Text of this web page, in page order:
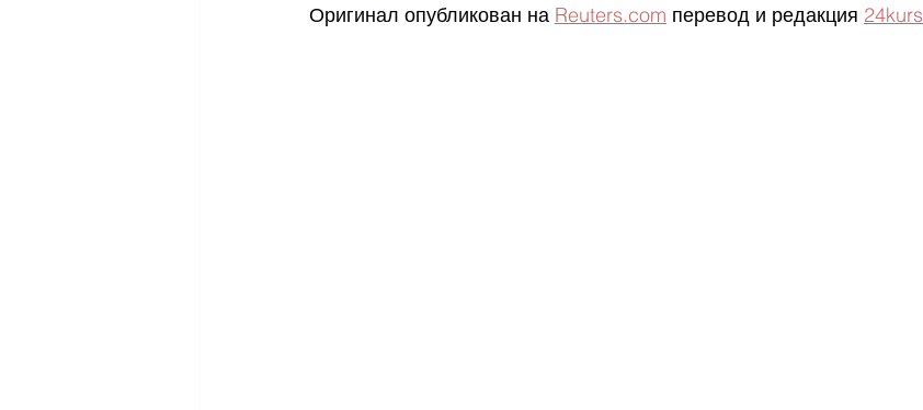
Оригинал опубликован на Reuters.com перевод и редакция